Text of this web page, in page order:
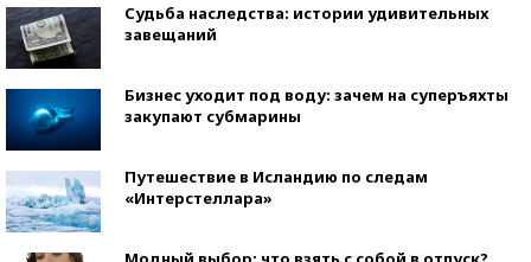
Судьба наследства: истории удивительных
завещаний
Бизнес уходит под воду: зачем на суперъяхты
закупают субмарины
Путешествие в Исландию по следам
«Интерстеллара»